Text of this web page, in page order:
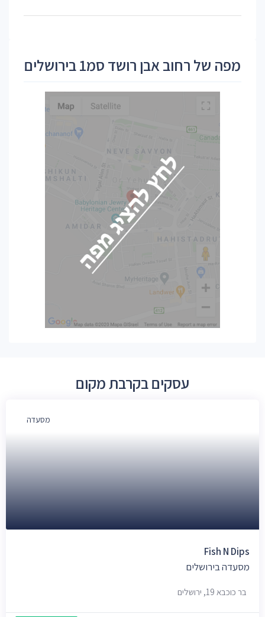
מפה של רחוב אבן רושד סמ1 בירושלים
עסקים בקרבת מקום
מסעדה
Fish N Dips
מסעדה בירושלים
בר כוכבא 19, ירושלים